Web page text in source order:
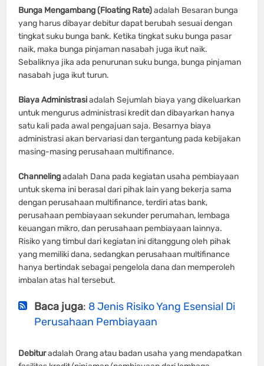
Bunga Mengambang (Floating Rate)adalah Besaran bunga
yang harus dibayar debitur dapat berubah sesuai dengan
tingkat suku bunga bank. Ketika tingkat suku bunga pasar
naik, maka bunga pinjaman nasabah juga ikut naik.
Sebaliknya jika ada penurunan suku bunga, bunga pinjaman
nasabah juga ikut turun.
Biaya Administrasiadalah Sejumlah biaya yang dikeluarkan
untuk mengurus administrasi kredit dan dibayarkan hanya
satu kali pada awal pengajuan saja. Besarnya biaya
administrasi akan bervariasi dan tergantung pada kebijakan
masing-masing perusahaan multifinance.
Channelingadalah Dana pada kegiatan usaha pembiayaan
untuk skema ini berasal dari pihak lain yang bekerja sama
dengan perusahaan multifinance, terdiri atas bank,
perusahaan pembiayaan sekunder perumahan, lembaga
keuangan mikro, dan perusahaan pembiayaan lainnya.
Risiko yang timbul dari kegiatan ini ditanggung oleh pihak
yang memiliki dana, sedangkan perusahaan multifinance
hanya bertindak sebagai pengelola dana dan memperoleh
imbalan atas hal tersebut.
Baca juga: 8 Jenis Risiko Yang Esensial Di
Perusahaan Pembiayaan
Debituradalah Orang atau badan usaha yang mendapatkan